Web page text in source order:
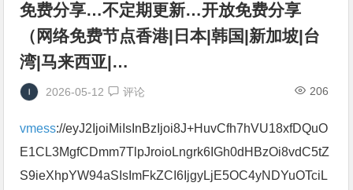
免费分享…不定期更新…开放免费分享
（网络免费节点香港|日本|韩国|新加坡|台
湾|马来西亚|…
2026-05-12 评论 206
vmess://eyJ2IjoiMiIsInBzIjoi8J+HuvCfh7hVU18xfDQuO
E1CL3MgfCDmm7TlpJroioLngrk6IGh0dHBzOi8vdC5tZ
S9ieXhpYW94aSIsImFkZCI6IjgyLjE5OC4yNDYuOTciL